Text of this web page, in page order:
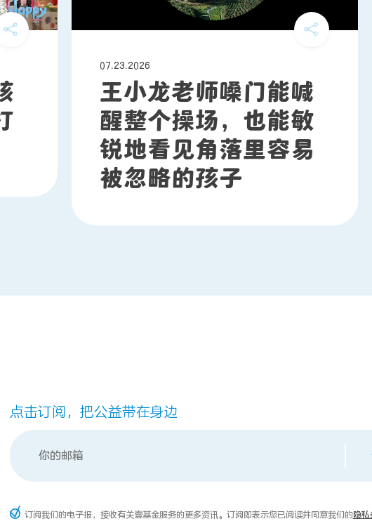
07.23.2026
王小龙老师嗓门能喊
醒整个操场，也能敏
锐地看见角落里容易
被忽略的孩子
点击订阅，把公益带在身边
订阅我们的电子报，接收有关壹基金服务的更多资讯。订阅即表示您已阅读并同意我们的隐私